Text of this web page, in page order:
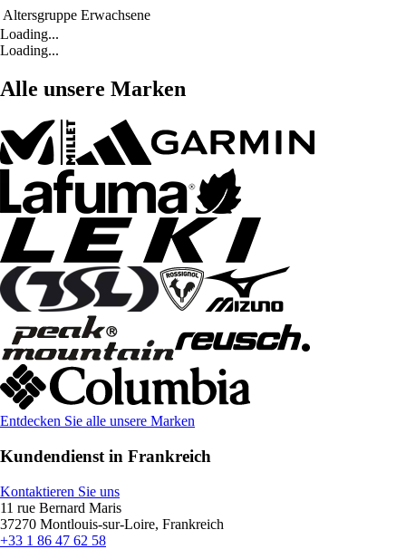
Altersgruppe Erwachsene
Loading...
Loading...
Alle unsere Marken
Entdecken Sie alle unsere Marken
Kundendienst in Frankreich
Kontaktieren Sie uns
11 rue Bernard Maris
37270 Montlouis-sur-Loire, Frankreich
+33 1 86 47 62 58